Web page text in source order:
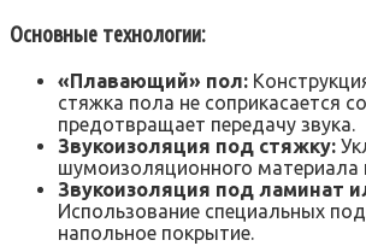
Основные технологии:
«Плавающий» пол:
стяжка пола не соприкасается
предотвращает передачу звука.
Звукоизоляция под стяжку:
шумоизоляционного материала
Звукоизоляция под ламинат
Использование специальных
напольное покрытие.